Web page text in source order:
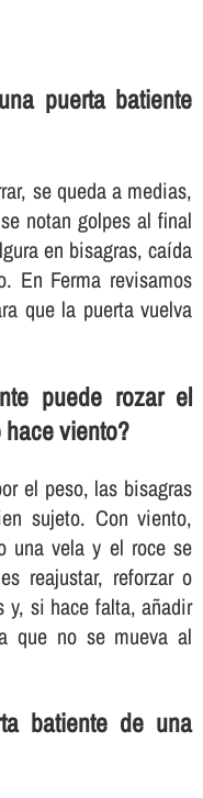
puerta batiente
se queda a medias,
notan golpes al final
en bisagras, caída
En Ferma revisamos
que la puerta vuelva
puede rozar el
viento?
el peso, las bisagras
sujeto. Con viento,
una vela y el roce se
reajustar, reforzar o
y, si hace falta, añadir
que no se mueva al
batiente de una